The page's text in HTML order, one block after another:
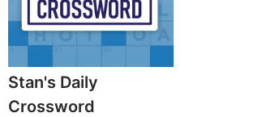
Stan's Daily
Crossword